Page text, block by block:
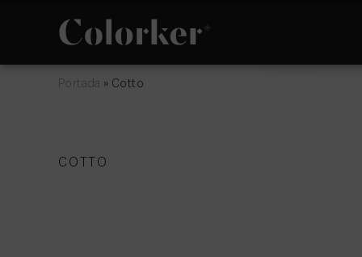
Portada » Cotto
COTTO